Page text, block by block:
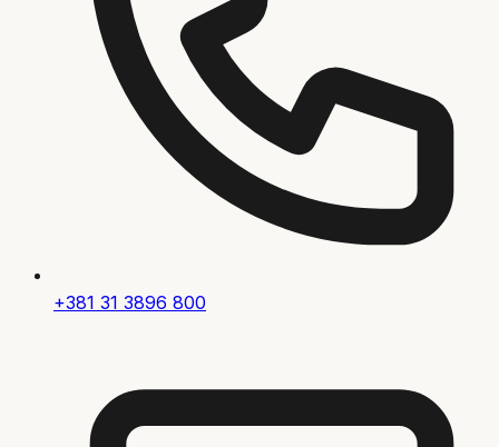
+381 31 3896 800